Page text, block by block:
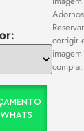
corrigir
compra.